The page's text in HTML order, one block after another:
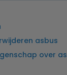
asbus
over as